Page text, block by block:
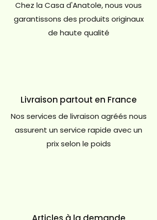
Chez la Casa d'Anatole, nous vous
garantissons des produits originaux
de haute qualité
Livraison partout en France
Nos services de livraison agréés nous
assurent un service rapide avec un
prix selon le poids